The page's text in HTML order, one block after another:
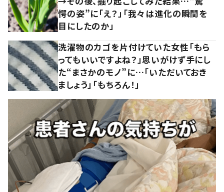
愕の姿”に「え？」「我々は進化の瞬間を
目にしたのか」
洗濯物のカゴを片付けていた女性「もら
ってもいいですよね？」思いがけず手にし
た“まさかのモノ”に…「いただいておき
ましょう」「もちろん！」